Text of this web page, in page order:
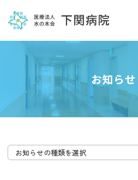
お知らせ
お知らせの種類を選択